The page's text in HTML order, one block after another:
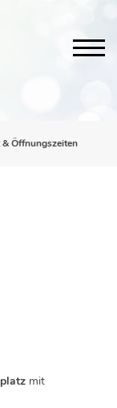
& Öffnungszeiten
mit